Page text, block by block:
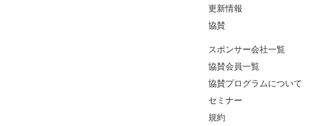
更新情報
協賛
スポンサー会社一覧
協賛会員一覧
協賛プログラムについて
セミナー
規約